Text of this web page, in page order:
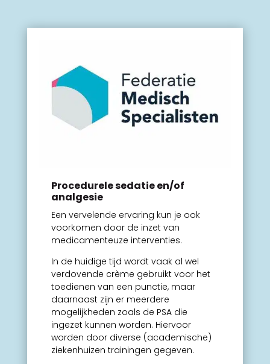
Procedurele sedatie en/of
analgesie
Een vervelende ervaring kun je ook
voorkomen door de inzet van
medicamenteuze interventies.
In de huidige tijd wordt vaak al wel
verdovende crème gebruikt voor het
toedienen van een punctie, maar
daarnaast zijn er meerdere
mogelijkheden zoals de PSA die
ingezet kunnen worden. Hiervoor
worden door diverse (academische)
ziekenhuizen trainingen gegeven.